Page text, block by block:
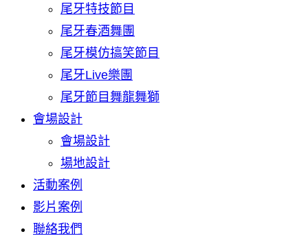
尾牙特技節目
尾牙春酒舞團
尾牙模仿搞笑節目
尾牙Live樂團
尾牙節目舞龍舞獅
會場設計
會場設計
場地設計
活動案例
影片案例
聯絡我們